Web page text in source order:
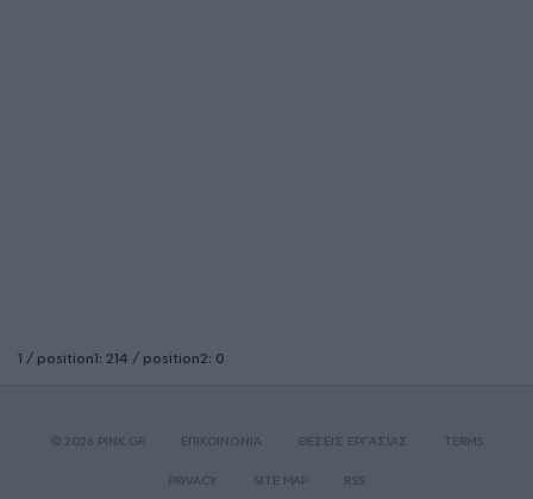
1 / position1: 214 / position2: 0
© 2026 PINK.GR ΕΠΙΚΟΙΝΩΝΙΑ ΘΕΣΕΙΣ ΕΡΓΑΣΙΑΣ TERMS
PRIVACY SITE MAP RSS